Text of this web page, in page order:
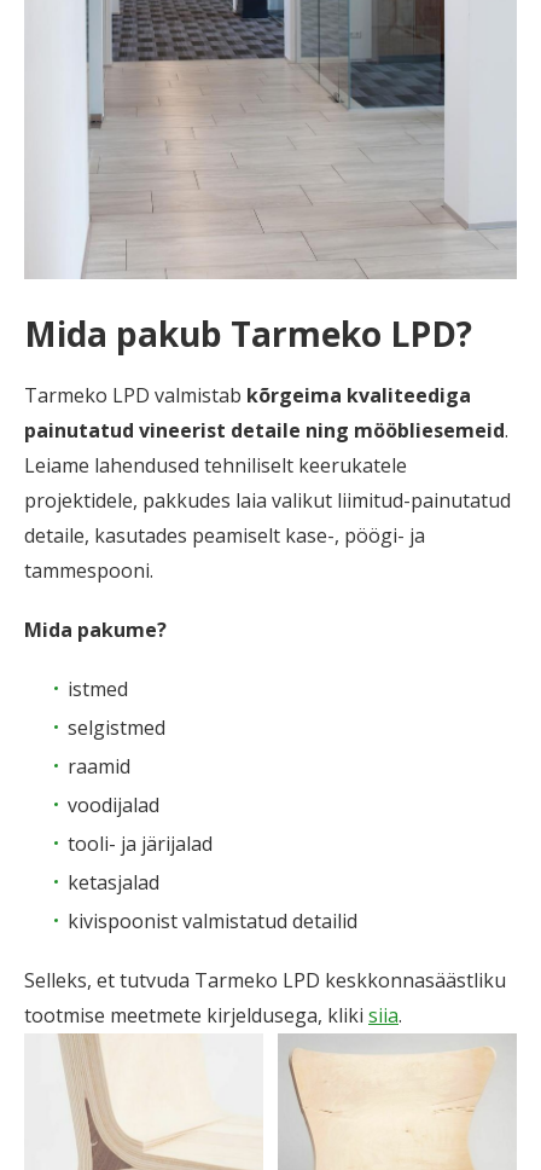
Mida pakub Tarmeko LPD?
Tarmeko LPD valmistab kõrgeima kvaliteediga
painutatud vineerist detaile ning mööbliesemeid.
Leiame lahendused tehniliselt keerukatele
projektidele, pakkudes laia valikut liimitud-painutatud
detaile, kasutades peamiselt kase-, pöögi- ja
tammespooni.
Mida pakume?
istmed
selgistmed
raamid
voodijalad
tooli- ja järijalad
ketasjalad
kivispoonist valmistatud detailid
Selleks, et tutvuda Tarmeko LPD keskkonnasäästliku
tootmise meetmete kirjeldusega, kliki siia.